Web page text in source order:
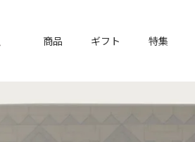
商品 ギフト 特集